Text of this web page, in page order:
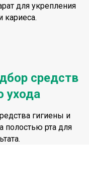
для укрепления
кариеса.
средств
ухода
гигиены и
полостью рта для